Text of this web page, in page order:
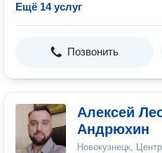
Ещё 14 услуг
Позвонить
Алексей
Андрюхин
Новокузнецк,